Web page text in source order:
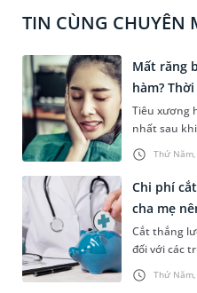
TIN CÙNG CHUYÊN
Thứ
Mất răng
hàm?
Tiêu xương
nhất sau
thiệp kịp
khoăn: Mất
và liệu có
Bài viết
khoa chính
thời xác
nhằm đảm
cho khuôn
Thứ
Chi phí
cha mẹ
Cắt thắng
đối với các
hưởng đến
hiệu quả